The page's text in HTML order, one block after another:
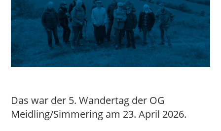
Das war der 5. Wandertag der OG
Meidling/Simmering am 23. April 2026.